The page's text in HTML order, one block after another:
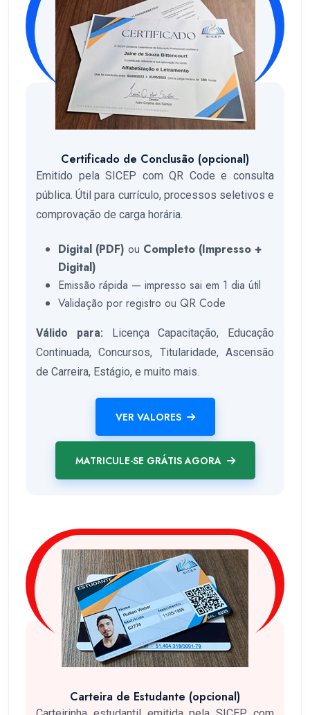
Certificado de Conclusão (opcional)
Emitido pela SICEP com QR Code e consulta
pública. Útil para currículo, processos seletivos e
comprovação de carga horária.
Digital (PDF) ou Completo (Impresso +
Digital)
Emissão rápida — impresso sai em 1 dia útil
Validação por registro ou QR Code
Válido para: Licença Capacitação, Educação
Continuada, Concursos, Titularidade, Ascensão
de Carreira, Estágio, e muito mais.
VER VALORES
MATRICULE-SE GRÁTIS AGORA
Carteira de Estudante (opcional)